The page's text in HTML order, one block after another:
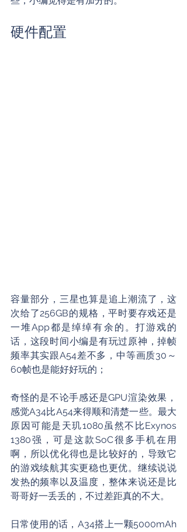
硬件配置
容量部分，三星也算是追上潮流了，这
次给了256GB的规格，平时要存戏还是
一堆App都是绰绰有余的。打游戏的
话，这段时间小编是有玩过原神，掉帧
频率其实跟A54差不多，中等画质30～
60帧也是能好好玩的；
奇怪的是不论手感还是GPU渲染效果，
感觉A34比A54来得顺和清楚一些。最大
原因可能是天玑1080虽然不比Exynos
1380强，可是这款SoC很多手机在用
啊，所以优化得也是比较好的，导致它
的游戏续航其实更稳也更优。继续说说
发热的频率以及温度，整体来说还是比
哥哥好一丢丢的，不过差距真的不大。
日常使用的话，A34搭上一颗5000mAh